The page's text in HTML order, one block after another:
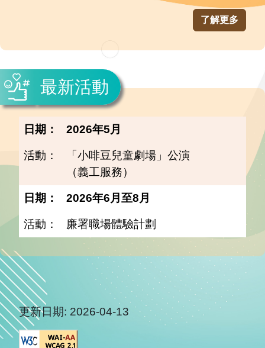
了解更多
最新活動
2026年5月
「小啡豆兒童劇場」公演
（義工服務）
2026年6月至8月
廉署職場體驗計劃
更新日期: 2026-04-13